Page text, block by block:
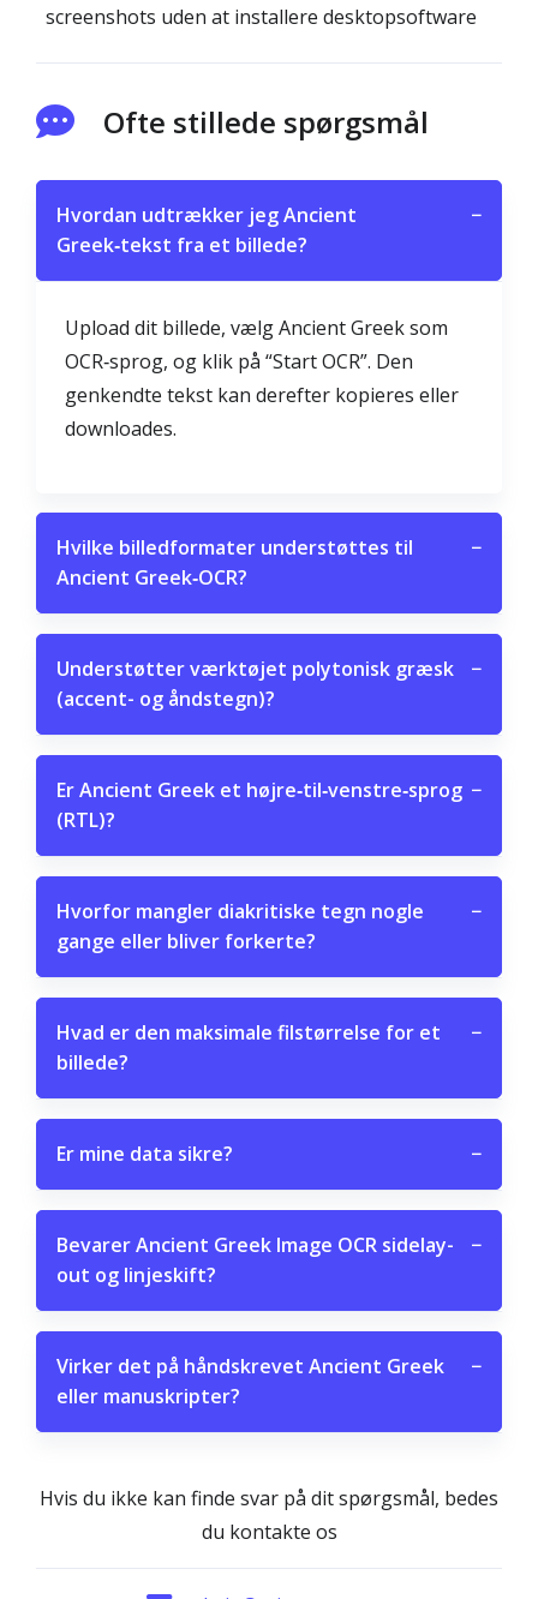
screenshots uden at installere desktopsoftware
Ofte stillede spørgsmål
Hvordan udtrækker jeg Ancient
Greek‑tekst fra et billede?
−
Upload dit billede, vælg Ancient Greek som
OCR‑sprog, og klik på “Start OCR”. Den
genkendte tekst kan derefter kopieres eller
downloades.
Hvilke billedformater understøttes til
Ancient Greek‑OCR?
−
Understøtter værktøjet polytonisk græsk
(accent- og åndstegn)?
−
Er Ancient Greek et højre‑til‑venstre‑sprog
(RTL)?
−
Hvorfor mangler diakritiske tegn nogle
gange eller bliver forkerte?
−
Hvad er den maksimale filstørrelse for et
billede?
−
Er mine data sikre? −
Bevarer Ancient Greek Image OCR sidelay­
out og linjeskift?
−
Virker det på håndskrevet Ancient Greek
eller manuskripter?
−
Hvis du ikke kan finde svar på dit spørgsmål, bedes
du kontakte os